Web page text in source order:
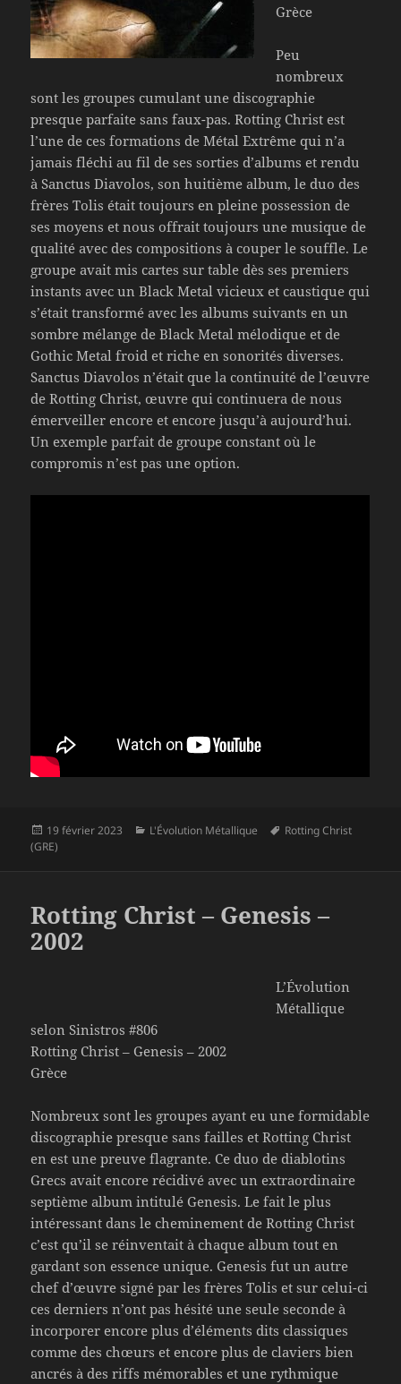
Grèce
Peu
nombreux
sont les groupes cumulant une discographie
presque parfaite sans faux-pas. Rotting Christ est
l’une de ces formations de Métal Extrême qui n’a
jamais fléchi au fil de ses sorties d’albums et rendu
à Sanctus Diavolos, son huitième album, le duo des
frères Tolis était toujours en pleine possession de
ses moyens et nous offrait toujours une musique de
qualité avec des compositions à couper le souffle. Le
groupe avait mis cartes sur table dès ses premiers
instants avec un Black Metal vicieux et caustique qui
s’était transformé avec les albums suivants en un
sombre mélange de Black Metal mélodique et de
Gothic Metal froid et riche en sonorités diverses.
Sanctus Diavolos n’était que la continuité de l’œuvre
de Rotting Christ, œuvre qui continuera de nous
émerveiller encore et encore jusqu’à aujourd’hui.
Un exemple parfait de groupe constant où le
compromis n’est pas une option.
Publié
le
19 février 2023 Catégories
L'Évolution Métallique
Mots-
Rotting Christ
(GRE)
Rotting Christ – Genesis –
2002
L’Évolution
Métallique
selon Sinistros #806
Rotting Christ – Genesis – 2002
Grèce
Nombreux sont les groupes ayant eu une formidable
discographie presque sans failles et Rotting Christ
en est une preuve flagrante. Ce duo de diablotins
Grecs avait encore récidivé avec un extraordinaire
septième album intitulé Genesis. Le fait le plus
intéressant dans le cheminement de Rotting Christ
c’est qu’il se réinventait à chaque album tout en
gardant son essence unique. Genesis fut un autre
chef d’œuvre signé par les frères Tolis et sur celui-ci
ces derniers n’ont pas hésité une seule seconde à
incorporer encore plus d’éléments dits classiques
comme des chœurs et encore plus de claviers bien
ancrés à des riffs mémorables et une rythmique